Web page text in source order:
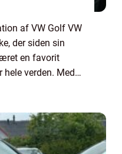
af VW Golf VW
der siden sin
en favorit
verden. Med